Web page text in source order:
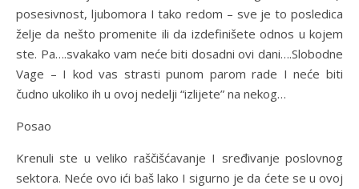
posesivnost, ljubomora I tako redom – sve je to posledica
želje da nešto promenite ili da izdefinišete odnos u kojem
ste. Pa….svakako vam neće biti dosadni ovi dani….Slobodne
Vage – I kod vas strasti punom parom rade I neće biti
čudno ukoliko ih u ovoj nedelji “izlijete” na nekog…
Posao
Krenuli ste u veliko raščišćavanje I sređivanje poslovnog
sektora. Neće ovo ići baš lako I sigurno je da ćete se u ovoj